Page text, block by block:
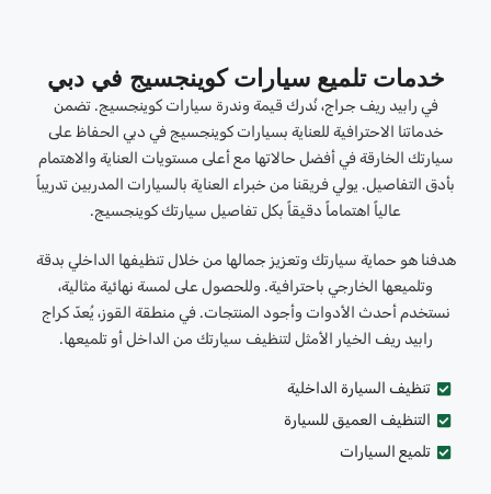
خدمات تلميع سيارات كوينجسيج في دبي
في رابيد ريف جراج، نُدرك قيمة وندرة سيارات كوينجسيج. تضمن
خدماتنا الاحترافية للعناية بسيارات كوينجسيج في دبي الحفاظ على
سيارتك الخارقة في أفضل حالاتها مع أعلى مستويات العناية والاهتمام
بأدق التفاصيل. يولي فريقنا من خبراء العناية بالسيارات المدربين تدريباً
عالياً اهتماماً دقيقاً بكل تفاصيل سيارتك كوينجسيج.
هدفنا هو حماية سيارتك وتعزيز جمالها من خلال تنظيفها الداخلي بدقة
وتلميعها الخارجي باحترافية. وللحصول على لمسة نهائية مثالية،
نستخدم أحدث الأدوات وأجود المنتجات. في منطقة القوز، يُعدّ كراج
رابيد ريف الخيار الأمثل لتنظيف سيارتك من الداخل أو تلميعها.
تنظيف السيارة الداخلية
التنظيف العميق للسيارة
تلميع السيارات